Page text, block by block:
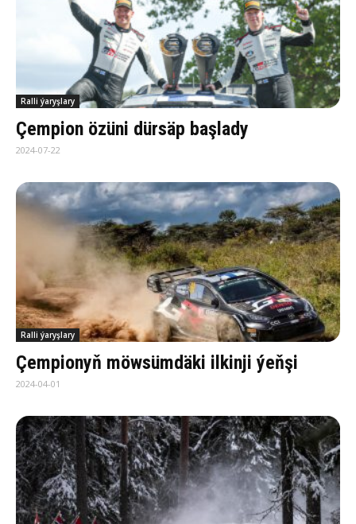
Ralli ýaryşlary
Çempion özüni dürsäp başlady
2024-07-22
Ralli ýaryşlary
Çempionyň möwsümdäki ilkinji ýeňşi
2024-04-01